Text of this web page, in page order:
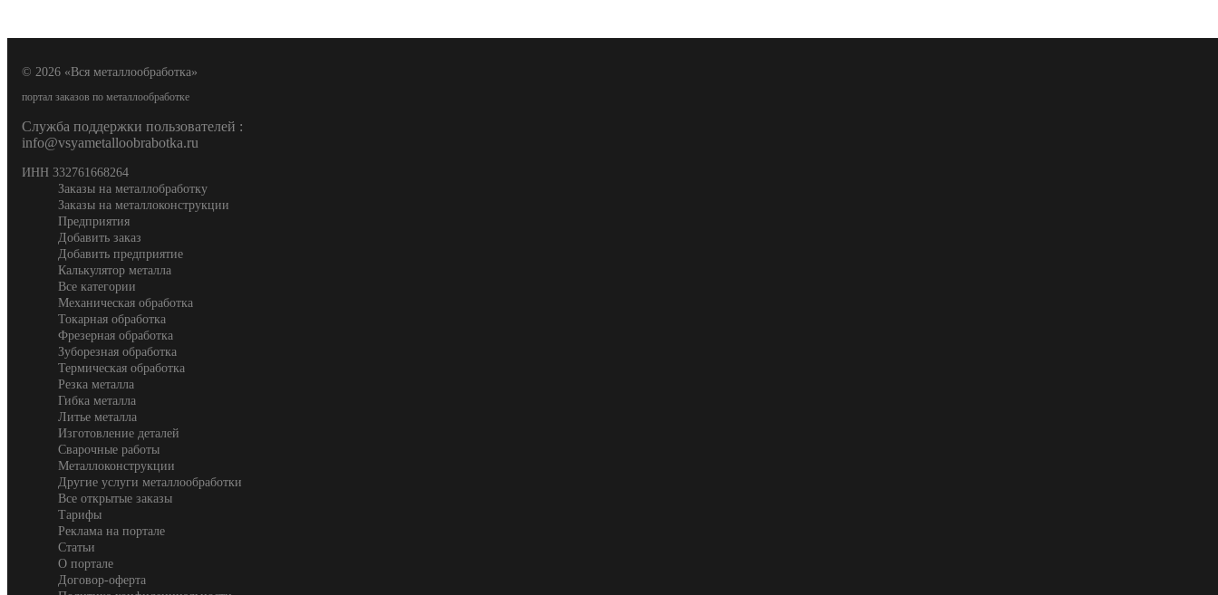
© 2026 «Вся металлообработка»
портал заказов по металлообработке
Служба поддержки пользователей :
info@vsyametalloobrabotka.ru
ИНН 332761668264
Заказы на металлобработку
Заказы на металлоконструкции
Предприятия
Добавить заказ
Добавить предприятие
Калькулятор металла
Все категории
Механическая обработка
Токарная обработка
Фрезерная обработка
Зуборезная обработка
Термическая обработка
Резка металла
Гибка металла
Литье металла
Изготовление деталей
Сварочные работы
Металлоконструкции
Другие услуги металлообработки
Все открытые заказы
Тарифы
Реклама на портале
Статьи
О портале
Договор-оферта